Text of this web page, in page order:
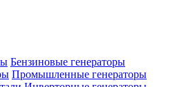
Бензиновые генераторы
Промышленные генераторы